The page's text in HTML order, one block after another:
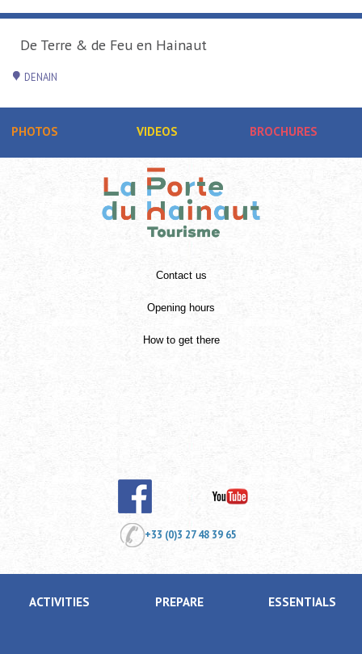
De Terre & de Feu en Hainaut
DENAIN
PHOTOS VIDEOS BROCHURES
Contact us
Opening hours
How to get there
+33 (0)3 27 48 39 65
ACTIVITIES PREPARE ESSENTIALS